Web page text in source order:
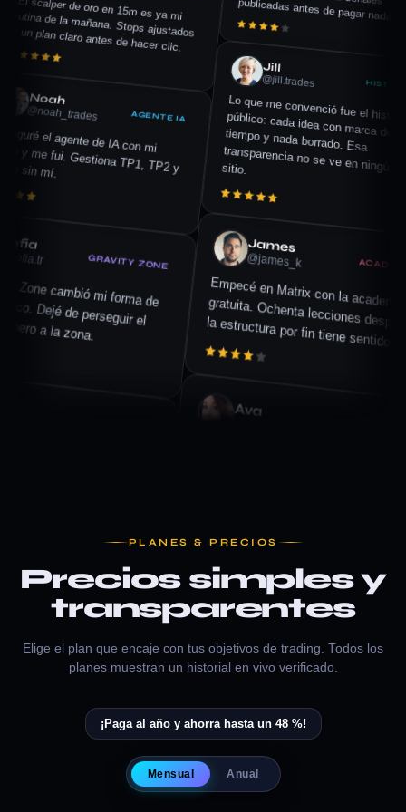
El scalper de oro en 15m es ya mi rutina de la mañana. Stops ajustados y un plan claro antes de hacer clic.
de IA con mi riesgo y me fui. Gestiona TP1, TP2 y el stop sin mí.
de leer el gráfico. Dejé de perseguir el precio y espero a la zona.
ORO
la mañana. Stops ajustados
de hacer clic.
La transparencia es el producto de verdad. Contrasté las señales publicadas antes de pagar nada.
J
@jill.trades
Lo que me convenció fue el historial público: cada idea con marca de tiempo y nada
transparencia no se ve en ningún
sitio.
J James
@james_k
Empecé en Matrix con la academia gratuita. Ochenta lecciones después,
la estructura por fin tiene sentido.
a tiempo.
L Lucas
@lucas_p
La transparencia es el producto de verdad. Contrasté las señales
publicadas antes de pagar nada.
PLANES & PRECIOS
Precios simples y
transparentes
Elige el plan que encaje con tus objetivos de trading. Todos los
planes muestran un historial en vivo verificado.
¡Paga al año y ahorra hasta un 48 %!
Mensual Anual